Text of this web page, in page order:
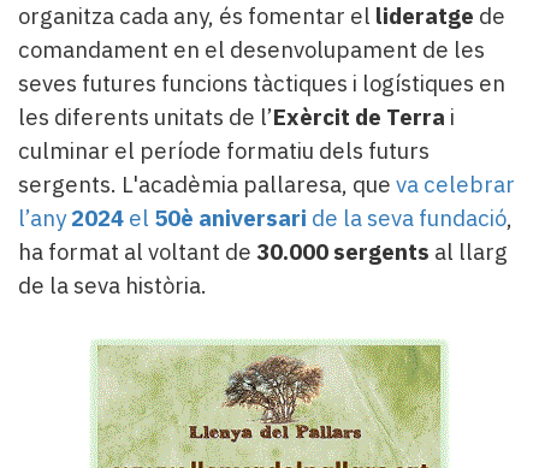
organitza cada any, és fomentar el lideratge de
comandament en el desenvolupament de les
seves futures funcions tàctiques i logístiques en
les diferents unitats de l’Exèrcit de Terra i
culminar el període formatiu dels futurs
sergents. L'acadèmia pallaresa, que va celebrar
l’any2024 el 50è aniversari de la seva fundació,
ha format al voltant de 30.000 sergents al llarg
de la seva història.